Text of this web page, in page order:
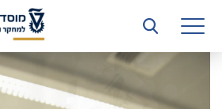
רשות המחקר
היחידה העסקית (T3)
קשרי תעשייה
הטכניון
למחקר
ופיתוח